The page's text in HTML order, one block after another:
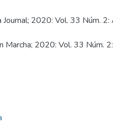
Journal; 2020: Vol. 33 Núm.
Marcha; 2020: Vol. 33 Núm.